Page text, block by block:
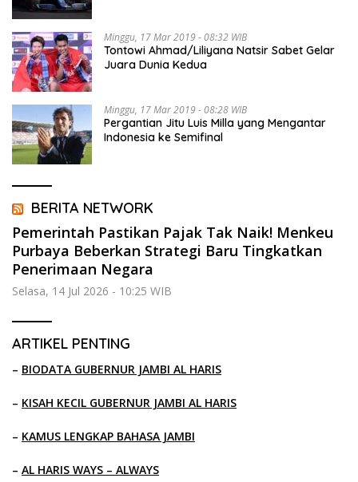
Minggu, 17 Mar 2019 - 08:32 WIB
Tontowi Ahmad/Liliyana Natsir Sabet Gelar
Juara Dunia Kedua
Minggu, 17 Mar 2019 - 08:28 WIB
Pergantian Jitu Luis Milla yang Mengantar
Indonesia ke Semifinal
BERITA NETWORK
Pemerintah Pastikan Pajak Tak Naik! Menkeu
Purbaya Beberkan Strategi Baru Tingkatkan
Penerimaan Negara
Selasa, 14 Jul 2026 - 10:25 WIB
ARTIKEL PENTING
– BIODATA GUBERNUR JAMBI AL HARIS
– KISAH KECIL GUBERNUR JAMBI AL HARIS
– KAMUS LENGKAP BAHASA JAMBI
– AL HARIS WAYS – ALWAYS